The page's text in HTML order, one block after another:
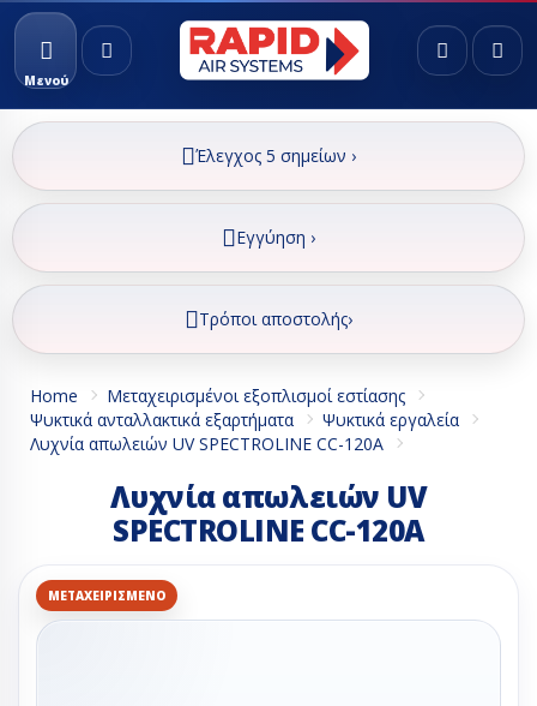
Μενού
Έλεγχος 5 σημείων ›
Εγγύηση ›
Τρόποι αποστολής›
Home
Μεταχειρισμένοι εξοπλισμοί εστίασης
Ψυκτικά ανταλλακτικά εξαρτήματα
Ψυκτικά εργαλεία
Λυχνία απωλειών UV SPECTROLINE CC-120A
Λυχνία απωλειών UV
SPECTROLINE CC-120A
ΜΕΤΑΧΕΙΡΙΣΜΈΝΟ